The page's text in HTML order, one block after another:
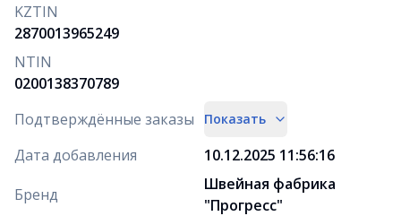
KZTIN
2870013965249
NTIN
0200138370789
Подтверждённые заказы
Показать
Дата добавления
10.12.2025 11:56:16
Бренд
Швейная фабрика
"Прогресс"